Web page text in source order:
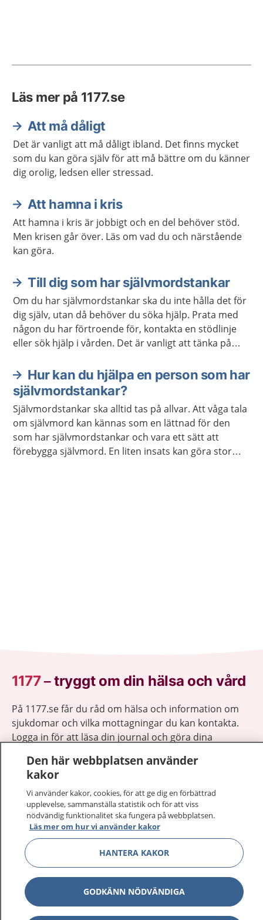
Läs mer på 1177.se
Att må dåligt
Det är vanligt att må dåligt ibland. Det finns mycket
som du kan göra själv för att må bättre om du känner
dig orolig, ledsen eller stressad.
Att hamna i kris
Att hamna i kris är jobbigt och en del behöver stöd.
Men krisen går över. Läs om vad du och närstående
kan göra.
Till dig som har självmordstankar
Om du har självmordstankar ska du inte hålla det för
dig själv, utan då behöver du söka hjälp. Prata med
någon du har förtroende för, kontakta en stödlinje
eller sök hjälp i vården. Det är vanligt att tänka på
sina tankar. Självmordstankar ska alltid tas på allvar,
oavsett vad som orsakar dem. Oftast vill man
egentligen inte dö, utan behöver hjälp med att orka
leva.
Hur kan du hjälpa en person som har
självmordstankar?
Självmordstankar ska alltid tas på allvar. Att våga tala
om självmord kan kännas som en lättnad för den
som har självmordstankar och vara ett sätt att
förebygga självmord. En liten insats kan göra stor
1177–tryggt om din hälsa och vård
På 1177.se får du råd om hälsa och information om
sjukdomar och vilka mottagningar du kan kontakta.
Logga in för att läsa din journal och göra dina
sjukvårdsrådgivning dygnet runt.
1177 ger dig råd när du vill må bättre.
1177 på flera språk Visa
Om 1177 Visa
Visa
Den här webbplatsen använder
kakor
Vi använder kakor, cookies, för att ge dig en förbättrad
upplevelse, sammanställa statistik och för att viss
nödvändig funktionalitet ska fungera på webbplatsen.
Läs mer om hur vi använder kakor
HANTERA KAKOR
GODKÄNN NÖDVÄNDIGA